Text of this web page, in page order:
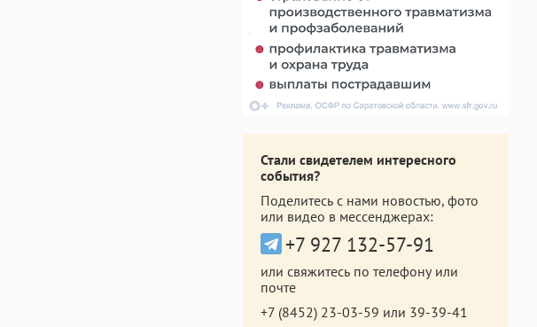
Стали свидетелем интересного
события?
Поделитесь с нами новостью, фото
или видео в мессенджерах:
+7 927 132-57-91
или свяжитесь по телефону или
почте
+7 (8452) 23-03-59 или 39-39-41